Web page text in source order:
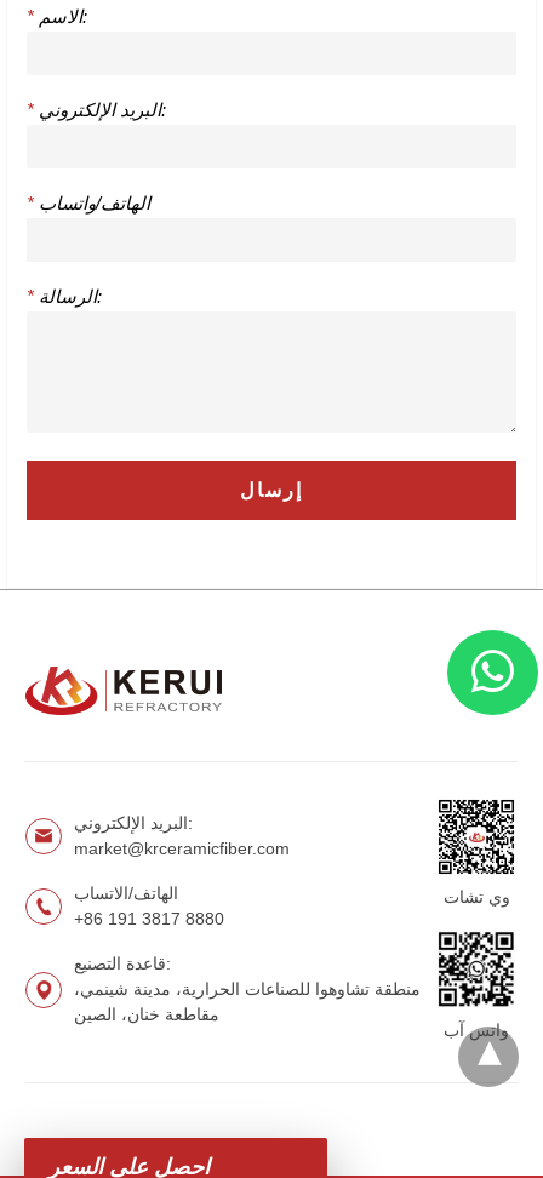
* الاسم:
* البريد الإلكتروني:
* الهاتف/واتساب
* الرسالة:
البريد الإلكتروني:
market@krceramicfiber.com
الهاتف/الاتساب
+86 191 3817 8880
قاعدة التصنيع:
منطقة تشاوهوا للصناعات الحرارية، مدينة شينمي،
مقاطعة خنان، الصين
وي تشات
واتس آب
احصل على السعر